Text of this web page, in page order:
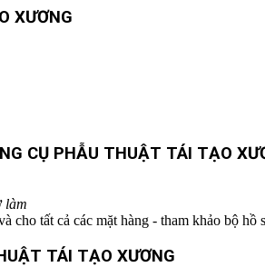
XƯƠNG
CỤ PHẪU THUẬT TÁI TẠO
làm
cho tất cả các mặt hàng - tham khảo bộ hồ
TÁI TẠO XƯƠNG